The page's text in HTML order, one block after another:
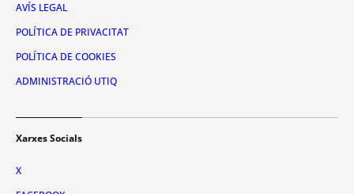
AVÍS LEGAL
POLÍTICA DE PRIVACITAT
POLÍTICA DE COOKIES
ADMINISTRACIÓ UTIQ
Xarxes Socials
X